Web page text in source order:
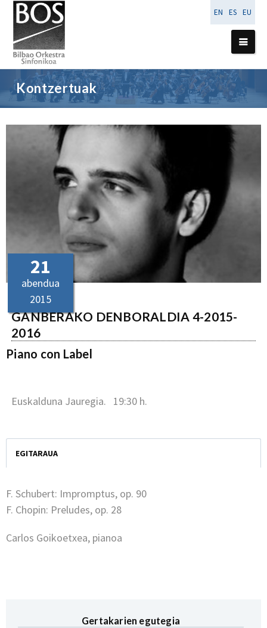
EN ES EU
Kontzertuak
GANBERAKO DENBORALDIA 4-2015-
2016
Piano con Label
21
abendua
2015
Euskalduna Jauregia. 19:30 h.
EGITARAUA
F. Schubert: Impromptus, op. 90
F. Chopin: Preludes, op. 28
Carlos Goikoetxea, pianoa
Gertakarien egutegia